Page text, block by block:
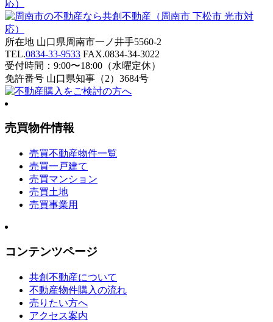
所在地 山口県周南市一ノ井手5560-2
TEL.0834-33-9533 FAX.0834-34-3022
受付時間：9:00〜18:00（水曜定休）
免許番号 山口県知事（2）3684号
売買物件情報
売買不動産物件一覧
売買一戸建て
売買マンション
売買土地
売買事業用
コンテンツページ
共創不動産について
不動産物件購入の流れ
売りたい方へ
アクセス案内